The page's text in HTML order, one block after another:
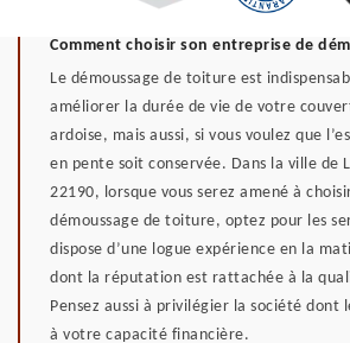
Comment choisir son entreprise de
Le démoussage de toiture est
améliorer la durée de vie de votre
ardoise, mais aussi, si vous voulez que
en pente soit conservée. Dans la ville de
22190, lorsque vous serez amené à
démoussage de toiture, optez pour les
dispose d’une logue expérience en la
dont la réputation est rattachée à la
Pensez aussi à privilégier la société dont
à votre capacité financière.